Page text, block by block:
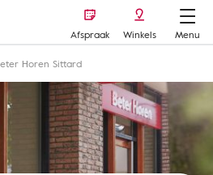
Afspraak Winkels
Menu
Horen Sittard